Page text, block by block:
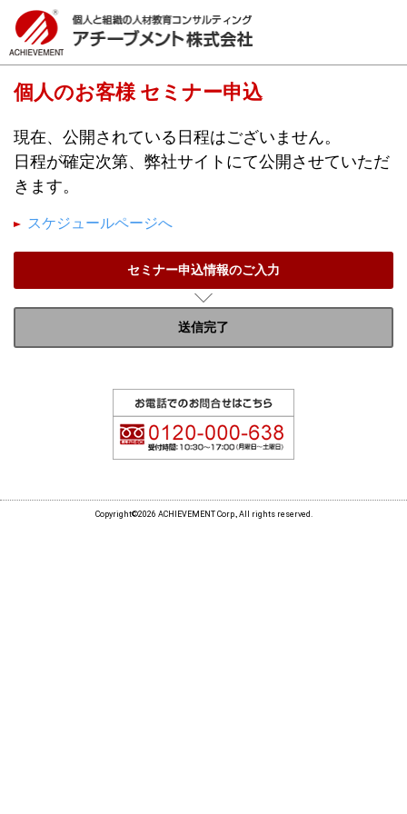
個人のお客様 セミナー申込
現在、公開されている日程はございません。
日程が確定次第、弊社サイトにて公開させていただ
きます。
スケジュールページへ
セミナー申込情報のご入力
送信完了
Copyright©2026 ACHIEVEMENT Corp., All rights reserved.